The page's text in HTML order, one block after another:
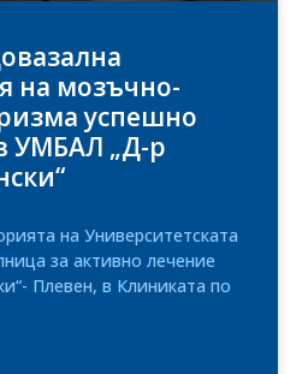
на мозъчно-
успешно
УМБАЛ „Д-р
на Университетската
за активно лечение
Плевен, в Клиниката по